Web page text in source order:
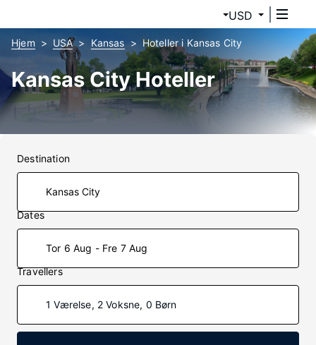
USD
Hjem USA Kansas Hoteller i Kansas City
Kansas City Hoteller
Destination
Dates
Tor 6 Aug - Fre 7 Aug
Travellers
1 Værelse, 2 Voksne, 0 Børn